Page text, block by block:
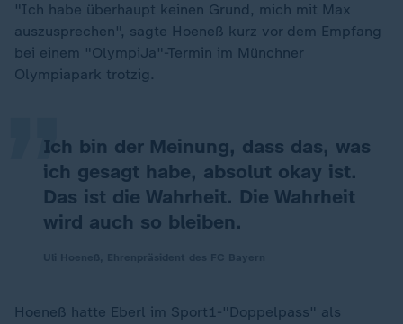
"Ich habe überhaupt keinen Grund, mich mit Max
auszusprechen", sagte Hoeneß kurz vor dem Empfang
bei einem "OlympiJa"-Termin im Münchner
Olympiapark trotzig.
Ich bin der Meinung, dass das, was
ich gesagt habe, absolut okay ist.
Das ist die Wahrheit. Die Wahrheit
wird auch so bleiben.
„
Hoeneß hatte Eberl im Sport1-"Doppelpass" als